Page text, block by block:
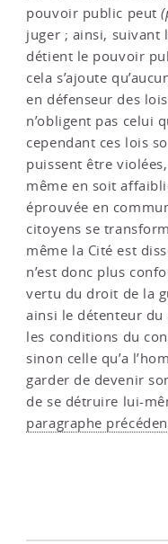
pouvoir public peut
juger ; ainsi, suivant
détient le pouvoir
cela s’ajoute
en défenseur des
n’obligent pas celui
cependant ces lois
puissent être
même en soit
éprouvée en
citoyens se
même la Cité est
n’est donc plus
vertu du droit de la
ainsi le détenteur du
les conditions du
sinon celle qu’a
garder de devenir
de se détruire lui-
paragraphe